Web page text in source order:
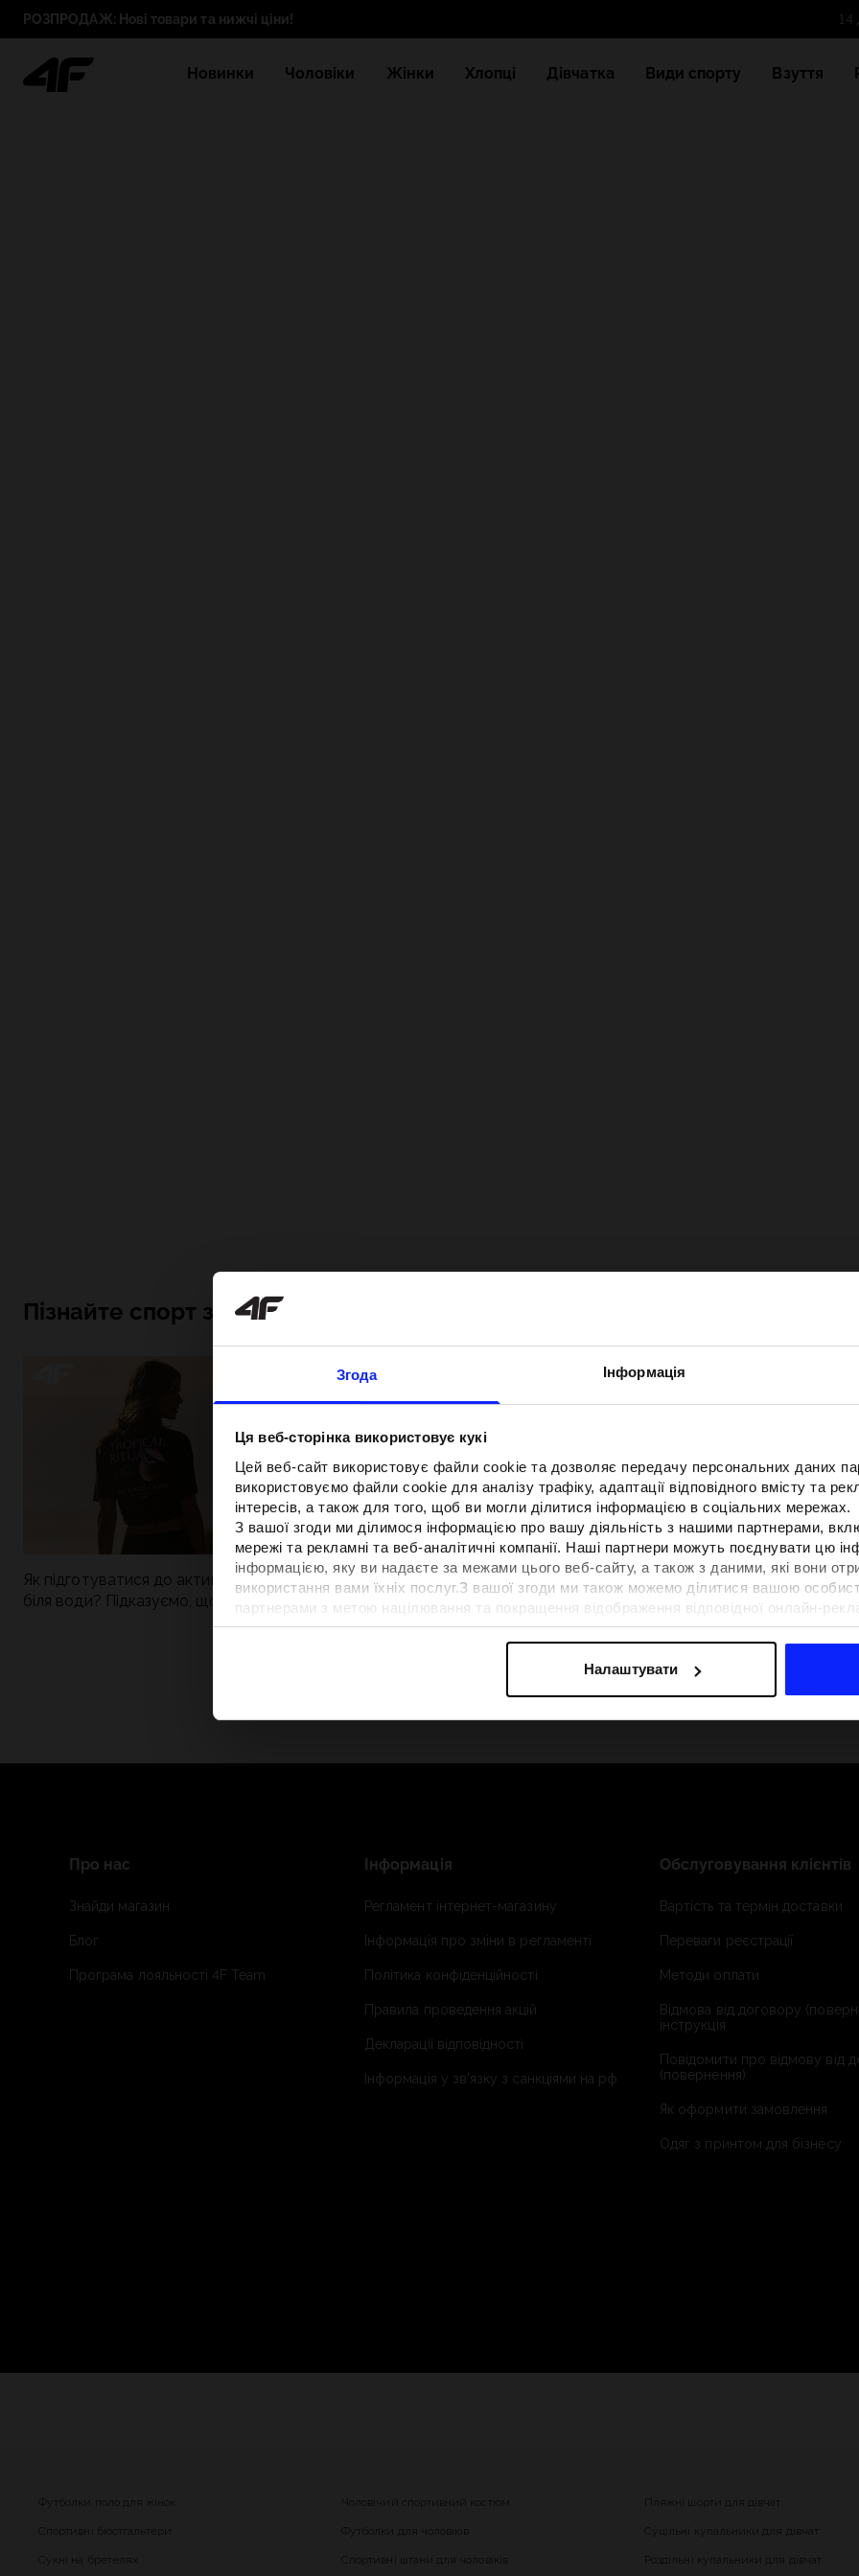
Згода Інформація
Ця веб-сторінка використовує кукі
Цей веб-сайт використовує файли cookie та дозволяє передачу персональних даних
використовуємо файли cookie для аналізу трафіку, адаптації відповідного вмісту та
інтересів, а також для того, щоб ви могли ділитися інформацією в соціальних мережах.
З вашої згоди ми ділимося інформацією про вашу діяльність з нашими партнерами,
мережі та рекламні та веб-аналітичні компанії. Наші партнери можуть поєднувати цю
інформацією, яку ви надаєте за межами цього веб-сайту, а також з даними, які вони
використання вами їхніх послуг.З вашої згоди ми також можемо ділитися вашою
партнерами з метою націлювання та покращення відображення відповідної онлайн-
відповідності вмісту та вдосконалення рішень, які пропонують наші партнери
Детальну інформацію можна знайти в нашійПолітиці конфіденційностіта в розділі
Налаштувати
РОЗПРОДАЖ: Нові товари та нижчі ціни!
Новинки Чоловіки Жінки Хлопці Дівчатка Види спорту Взуття
Пізнайте спорт зсередини
Як підготуватися до активного дня
біля води? Підказуємо, що зібрати до
Нова колекція 4F для тенісу та
паделу. Спортивна функціональність
поєднується із сучасним стилем
Образи на фестиваль. Як
на музичні фестивалі?
Про нас
Знайди магазин
Блог
Програма лояльності 4F Team
Інформація
Регламент інтернет-магазину
Інформація про зміни в регламенті
Політика конфіденційності
Правила проведення акцій
Декларації відповідності
Інформація у зв'язку з санкціями на рф
Обслуговування клієнтів
Вартість та термін доставки
Переваги реєстрації
Методи оплати
Відмова від договору
інструкція
Повідомити про відмову від
(повернення)
Як оформити замовлення
Одяг з принтом для бізнесу